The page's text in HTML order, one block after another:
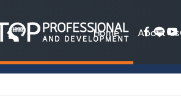
Home About Us